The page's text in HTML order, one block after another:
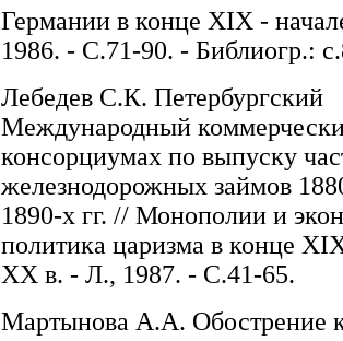
Германии в конце XIX -
1986. - С.71-90. - Библиогр.:
Лебедев С.К. Петербургский
Международный
консорциумах по выпуску
железнодорожных займов
1890-х гг. // Монополии и
политика царизма в конце
XX в. - Л., 1987. - С.41-65.
Мартынова А.А. Обострение